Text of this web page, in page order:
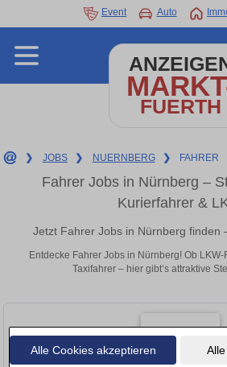
Alle Cookies akzeptieren
Event Auto
FUERTH
❯ JOBS ❯ NUERNBERG ❯ FAHRER
Fahrer Jobs in Nürnberg –
Kurierfahrer &
Jetzt Fahrer Jobs in Nürnberg finden
Entdecke Fahrer Jobs in Nürnberg! Ob
Taxifahrer – hier gibt’s attraktive